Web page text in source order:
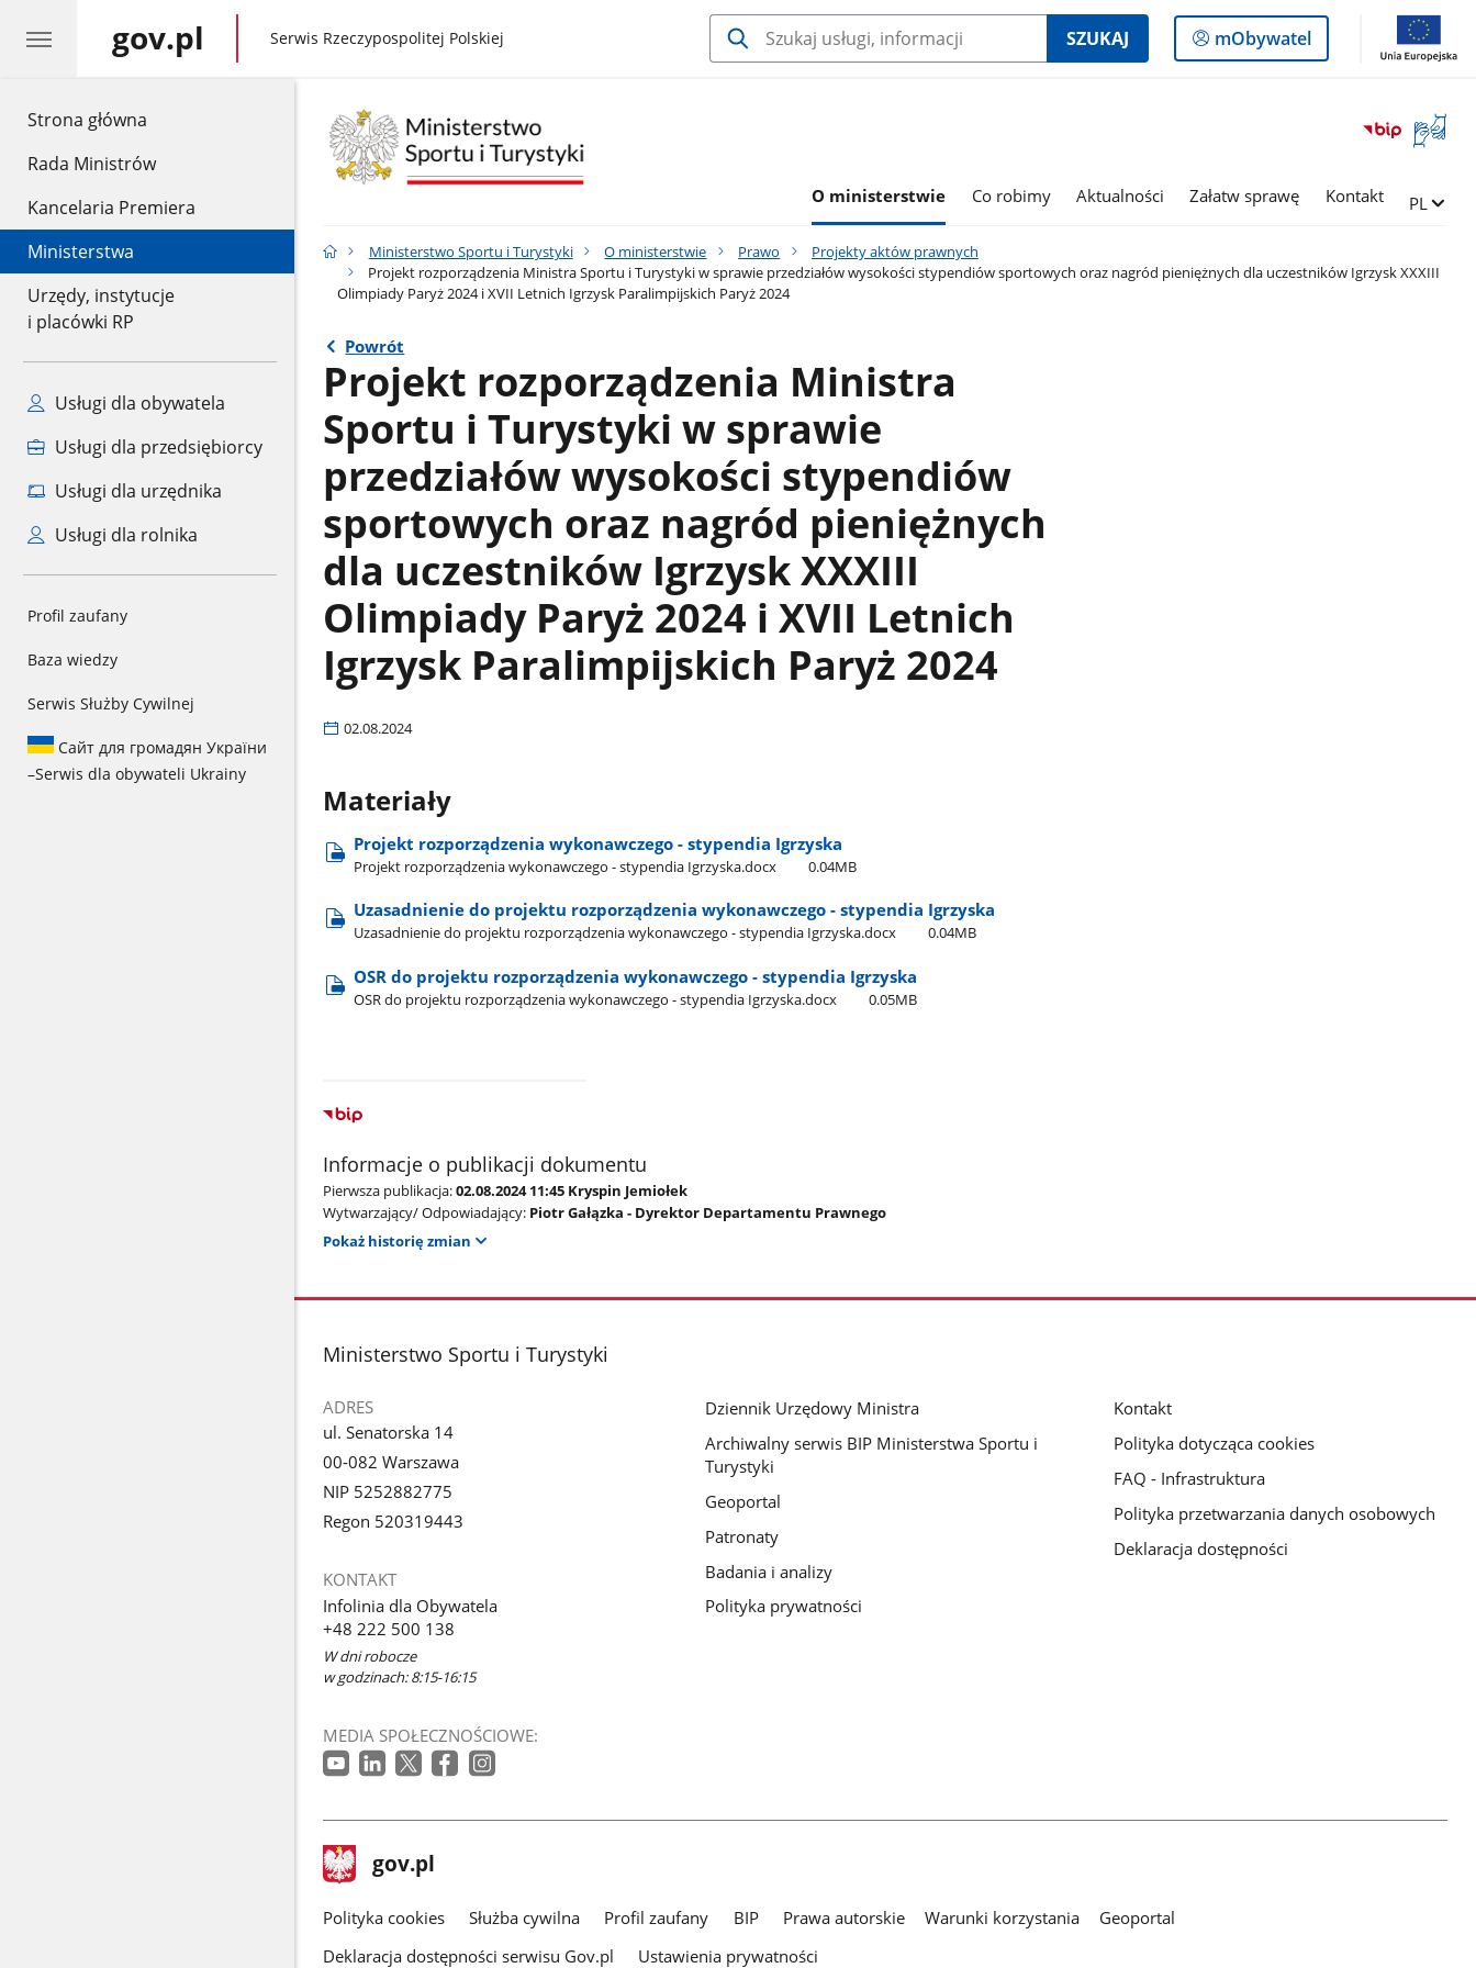
Strona główna
Rada Ministrów
Kancelaria Premiera
Ministerstwa
Urzędy, instytucje
i placówki RP
Usługi dla obywatela
Usługi dla przedsiębiorcy
Usługi dla urzędnika
Usługi dla rolnika
Profil zaufany
Baza wiedzy
Serwis Służby Cywilnej
Сайт для громадян України
–Serwis dla obywateli Ukrainy
gov.pl gov.pl
Serwis Rzeczypospolitej Polskiej SZUKAJ
Logowanie
do
mObywatel
Otwórz
okno
języka
O ministerstwie Co robimy Aktualności Załatw sprawę Kontakt Zmień
PL
Ministerstwo Sportu i Turystyki O ministerstwie Prawo
Projekty aktów prawnych
Projekt rozporządzenia Ministra Sportu i Turystyki w sprawie przedziałów wysokości stypendiów sportowych oraz nagród pieniężnych dla uczestników Igrzysk XXXIII
Olimpiady Paryż 2024 i XVII Letnich Igrzysk Paralimpijskich Paryż 2024
Powrót
Projekt rozporządzenia Ministra
Sportu i Turystyki w sprawie
przedziałów wysokości stypendiów
sportowych oraz nagród pieniężnych
dla uczestników Igrzysk XXXIII
Olimpiady Paryż 2024 i XVII Letnich
Igrzysk Paralimpijskich Paryż 2024
02.08.2024
Materiały
Projekt rozporządzenia wykonawczego - stypendia Igrzyska
Projekt rozporządzenia wykonawczego - stypendia Igrzyska.docx 0.04MB
Uzasadnienie do projektu rozporządzenia wykonawczego - stypendia Igrzyska
Uzasadnienie do projektu rozporządzenia wykonawczego - stypendia Igrzyska.docx 0.04MB
OSR do projektu rozporządzenia wykonawczego - stypendia Igrzyska
OSR do projektu rozporządzenia wykonawczego - stypendia Igrzyska.docx 0.05MB
Informacje o publikacji dokumentu
Pierwsza publikacja:02.08.2024 11:45 Kryspin Jemiołek
Wytwarzający/ Odpowiadający: Piotr Gałązka - Dyrektor Departamentu Prawnego
Pokaż historię zmian
stopka
Ministerstwo Sportu i Turystyki
ADRES
ul. Senatorska 14
00-082 Warszawa
NIP 5252882775
Regon 520319443
KONTAKT
Infolinia dla Obywatela
+48 222 500 138
W dni robocze
w godzinach: 8:15-16:15
MEDIA SPOŁECZNOŚCIOWE:
Dziennik Urzędowy Ministra
Archiwalny serwis BIP Ministerstwa Sportu i
Turystyki
Geoportal
Patronaty
Badania i analizy
Polityka prywatności
Kontakt
Polityka dotycząca cookies
FAQ - Infrastruktura
Polityka przetwarzania danych osobowych
Deklaracja dostępności
stopka
gov.pl Strona
gov.pl
gov.pl
Polityka cookies Służba cywilna Profil zaufany BIP Prawa autorskie Warunki korzystania
Geoportal
Deklaracja dostępności serwisu Gov.pl
Ustawienia prywatności